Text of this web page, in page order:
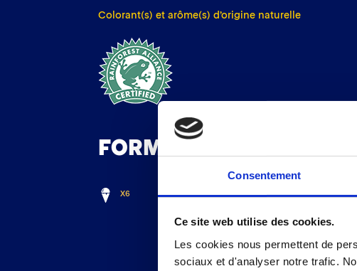
Consentement
Ce site web utilise des cookies.
Les cookies nous permettent de
sociaux et d'analyser notre trafic.
Colorant(s) et arôme(s) d’origine naturelle
FORMATS
X6